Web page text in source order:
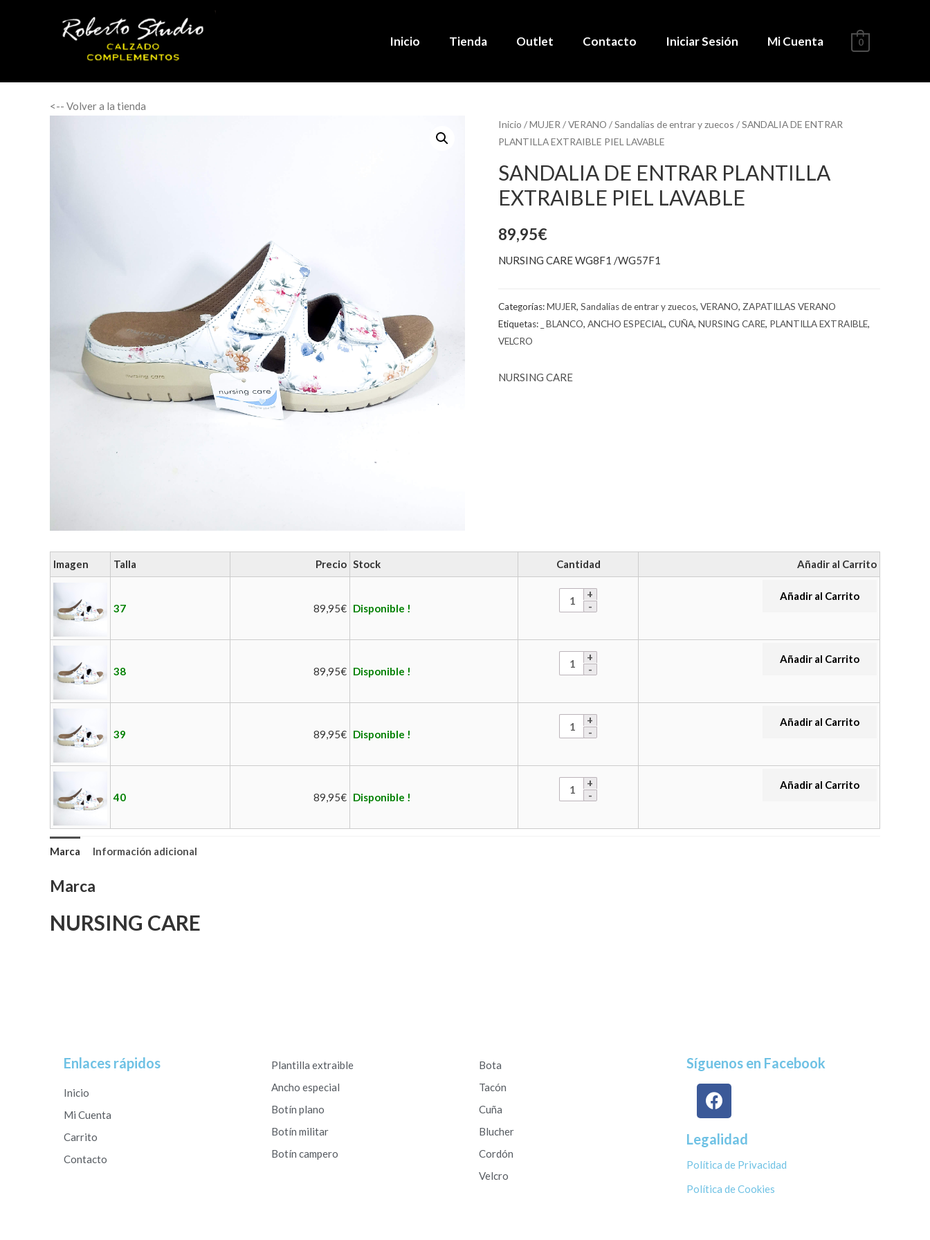
Inicio Tienda Outlet Contacto Iniciar Sesión Mi Cuenta 0
<-- Volver a la tienda
Inicio /MUJER /VERANO /Sandalias de entrar y zuecos / SANDALIA DE ENTRAR
PLANTILLA EXTRAIBLE PIEL LAVABLE
SANDALIA DE ENTRAR PLANTILLA
EXTRAIBLE PIEL LAVABLE
89,95€
NURSING CARE WG8F1 /WG57F1
Categorías:MUJER, Sandalias de entrar y zuecos, VERANO, ZAPATILLAS VERANO
Etiquetas:
_ BLANCO, ANCHO ESPECIAL, CUÑA, NURSING CARE, PLANTILLA EXTRAIBLE,
VELCRO
NURSING CARE
Imagen Talla Precio Stock Cantidad Añadir al Carrito
37 89,95€ Disponible !
Añadir al Carrito
38 89,95€ Disponible !
Añadir al Carrito
39 89,95€ Disponible !
Añadir al Carrito
40 89,95€ Disponible !
Añadir al Carrito
Marca Información adicional
Marca
NURSING CARE
Enlaces rápidos
Inicio
Mi Cuenta
Carrito
Contacto
Plantilla extraible
Ancho especial
Botín plano
Botín militar
Botín campero
Bota
Tacón
Cuña
Blucher
Cordón
Velcro
Síguenos en Facebook
Legalidad
Política de Privacidad
Política de Cookies